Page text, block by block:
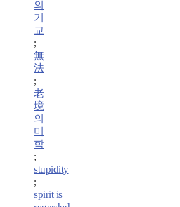
의
기
교
;
無
法
;
老
境
의
미
학
;
stupidity
;
spirit is